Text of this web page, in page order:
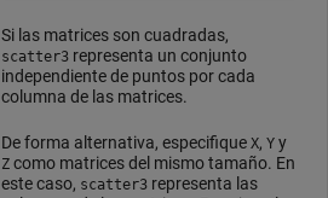
Si las matrices son cuadradas,
scatter3representa un conjunto
independiente de puntos por cada
columna de las matrices.
De forma alternativa, especifique X, Yy
Zcomo matrices del mismo tamaño. En
este caso, scatter3representa las